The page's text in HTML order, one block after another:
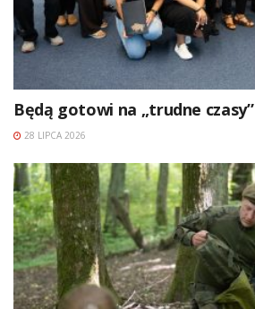
Będą gotowi na „trudne czasy”
28 LIPCA 2026